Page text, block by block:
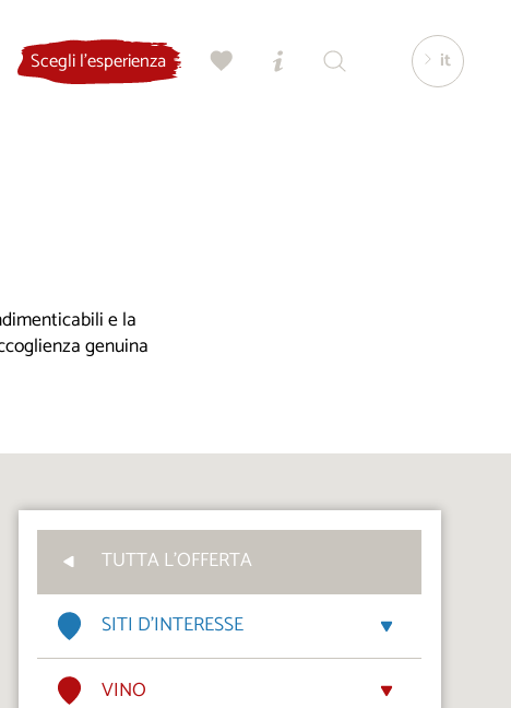
Scegli l'esperienza it
e la
genuina
TUTTA L'OFFERTA
SITI D’INTERESSE
VINO